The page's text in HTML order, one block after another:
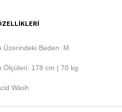
Üzerindeki Beden: M
Ölçüleri: 178 cm | 70 kg
Wash